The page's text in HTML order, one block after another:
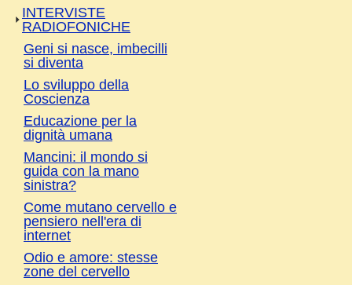
INTERVISTE
RADIOFONICHE
Geni si nasce, imbecilli
si diventa
Lo sviluppo della
Coscienza
Educazione per la
dignità umana
Mancini: il mondo si
guida con la mano
sinistra?
Come mutano cervello e
pensiero nell'era di
internet
Odio e amore: stesse
zone del cervello